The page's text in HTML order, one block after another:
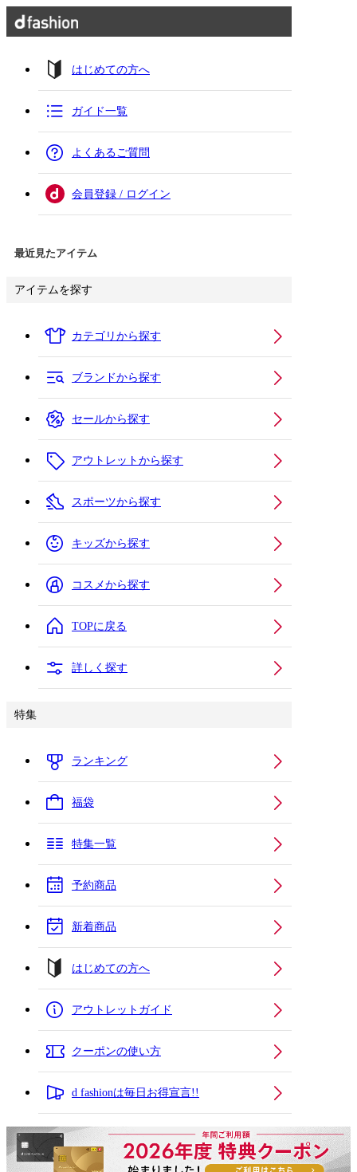
はじめての方へ
ガイド一覧
よくあるご質問
会員登録 / ログイン
最近見たアイテム
アイテムを探す
カテゴリから探す
ブランドから探す
セールから探す
アウトレットから探す
スポーツから探す
キッズから探す
コスメから探す
TOPに戻る
詳しく探す
特集
ランキング
福袋
特集一覧
予約商品
新着商品
はじめての方へ
アウトレットガイド
クーポンの使い方
d fashionは毎日お得宣言!!